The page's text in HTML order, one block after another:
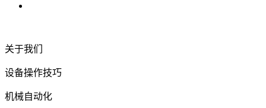
关于我们
设备操作技巧
机械自动化